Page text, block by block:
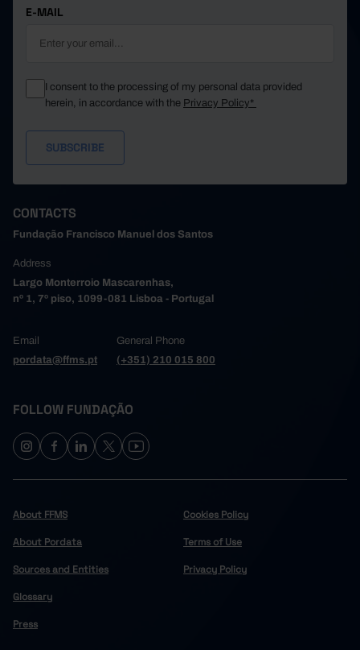
E-MAIL
I consent to the processing of my personal data provided
herein, in accordance with the Privacy Policy*
CONTACTS
Fundação Francisco Manuel dos Santos
Address
Largo Monterroio Mascarenhas,
nº 1, 7º piso, 1099-081 Lisboa - Portugal
Email
pordata@ffms.pt
General Phone
(+351) 210 015 800
FOLLOW FUNDAÇÃO
About FFMS
About Pordata
Sources and Entities
Glossary
Press
Cookies Policy
Terms of Use
Privacy Policy